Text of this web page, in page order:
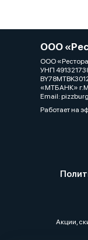
ООО
ООО
УНП
«МТБАНК»
Email:
Работает на
Акции,